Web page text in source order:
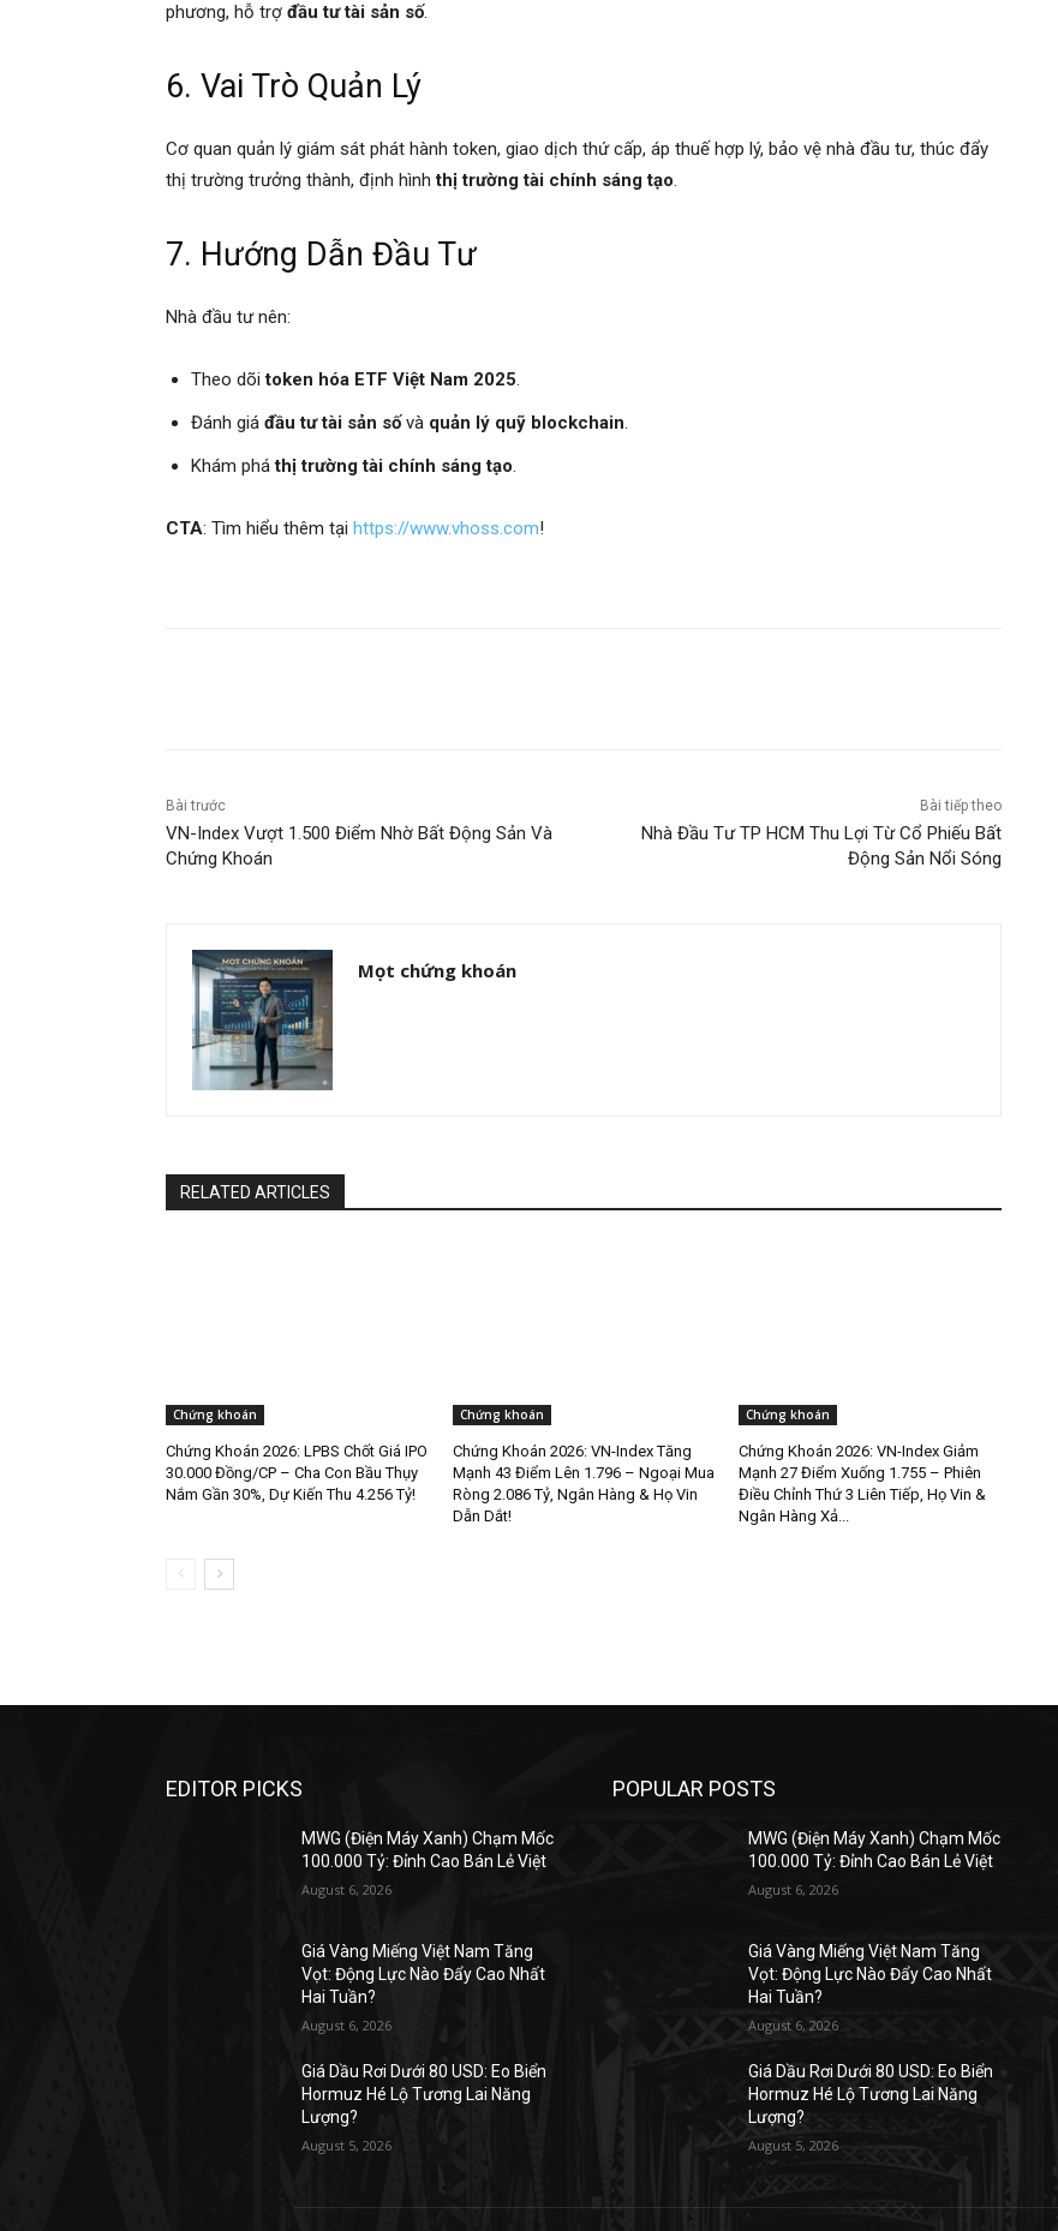
phương, hỗ trợ đầu tư tài sản số.
6. Vai Trò Quản Lý
Cơ quan quản lý giám sát phát hành token, giao dịch thứ cấp, áp thuế hợp lý, bảo vệ nhà đầu tư, thúc đẩy
thị trường trưởng thành, định hìnhthị trường tài chính sáng tạo.
7. Hướng Dẫn Đầu Tư
Nhà đầu tư nên:
Theo dõitoken hóa ETF Việt Nam 2025.
Đánh giá đầu tư tài sản sốvà quản lý quỹ blockchain.
Khám pháthị trường tài chính sáng tạo.
CTA: Tìm hiểu thêm tại https://www.vhoss.com!
Bài trước
VN-Index Vượt 1.500 Điểm Nhờ Bất Động Sản Và
Chứng Khoán
Bài tiếp theo
Nhà Đầu Tư TP HCM Thu Lợi Từ Cổ Phiếu Bất
Động Sản Nổi Sóng
Mọt chứng khoán
RELATED ARTICLES
Chứng khoán
Chứng Khoán 2026: LPBS Chốt Giá IPO
30.000 Đồng/CP – Cha Con Bầu Thụy
Nắm Gần 30%, Dự Kiến Thu 4.256 Tỷ!
Chứng khoán
Chứng Khoán 2026: VN-Index Tăng
Mạnh 43 Điểm Lên 1.796 – Ngoại Mua
Ròng 2.086 Tỷ, Ngân Hàng & Họ Vin
Dẫn Dắt!
Chứng khoán
Chứng Khoán 2026: VN-Index Giảm
Mạnh 27 Điểm Xuống 1.755 – Phiên
Điều Chỉnh Thứ 3 Liên Tiếp, Họ Vin &
Ngân Hàng Xả...
EDITOR PICKS
MWG (Điện Máy Xanh) Chạm Mốc
100.000 Tỷ: Đỉnh Cao Bán Lẻ Việt
August 6, 2026
Giá Vàng Miếng Việt Nam Tăng
Vọt: Động Lực Nào Đẩy Cao Nhất
Hai Tuần?
August 6, 2026
Giá Dầu Rơi Dưới 80 USD: Eo Biển
Hormuz Hé Lộ Tương Lai Năng
Lượng?
August 5, 2026
POPULAR POSTS
MWG (Điện Máy Xanh) Chạm Mốc
100.000 Tỷ: Đỉnh Cao Bán Lẻ Việt
August 6, 2026
Giá Vàng Miếng Việt Nam Tăng
Vọt: Động Lực Nào Đẩy Cao Nhất
Hai Tuần?
August 6, 2026
Giá Dầu Rơi Dưới 80 USD: Eo Biển
Hormuz Hé Lộ Tương Lai Năng
Lượng?
August 5, 2026